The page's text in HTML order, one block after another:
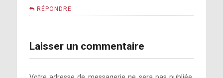
RÉPONDRE
Laisser un commentaire